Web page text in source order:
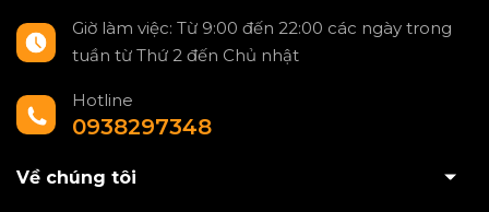
Giờ làm việc: Từ 9:00 đến 22:00 các ngày trong
tuần từ Thứ 2 đến Chủ nhật
Hotline
0938297348
Về chúng tôi